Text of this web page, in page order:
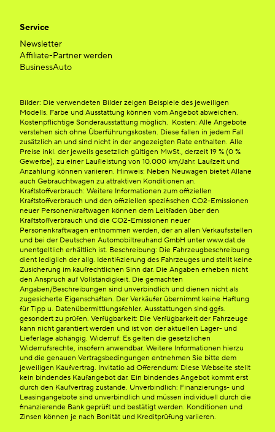
Service
Newsletter
Affiliate-Partner werden
BusinessAuto
Bilder: Die verwendeten Bilder zeigen Beispiele des jeweiligen
Modells. Farbe und Ausstattung können vom Angebot abweichen.
Kostenpflichtige Sonderausstattung möglich. Kosten: Alle Angebote
verstehen sich ohne Überführungskosten. Diese fallen in jedem Fall
zusätzlich an und sind nicht in der angezeigten Rate enthalten. Alle
Preise inkl. der jeweils gesetzlich gültigen MwSt., derzeit 19 % (0 %
Gewerbe), zu einer Laufleistung von 10.000 km/Jahr. Laufzeit und
Anzahlung können variieren. Hinweis: Neben Neuwagen bietet Allane
auch Gebrauchtwagen zu attraktiven Konditionen an.
Kraftstoffverbrauch: Weitere Informationen zum offiziellen
Kraftstoffverbrauch und den offiziellen spezifischen CO2-Emissionen
neuer Personenkraftwagen können dem Leitfaden über den
Kraftstoffverbrauch und die CO2-Emissionen neuer
Personenkraftwagen entnommen werden, der an allen Verkaufsstellen
und bei der Deutschen Automobiltreuhand GmbH unter www.dat.de
unentgeltlich erhältlich ist. Beschreibung: Die Fahrzeugbeschreibung
dient lediglich der allg. Identifizierung des Fahrzeuges und stellt keine
Zusicherung im kaufrechtlichen Sinn dar. Die Angaben erheben nicht
den Anspruch auf Vollständigkeit. Die gemachten
Angaben/Beschreibungen sind unverbindlich und dienen nicht als
zugesicherte Eigenschaften. Der Verkäufer übernimmt keine Haftung
für Tipp u. Datenübermittlungsfehler. Ausstattungen sind ggfs.
gesondert zu prüfen. Verfügbarkeit: Die Verfügbarkeit der Fahrzeuge
kann nicht garantiert werden und ist von der aktuellen Lager- und
Lieferlage abhängig. Widerruf: Es gelten die gesetzlichen
Widerrufsrechte, insofern anwendbar. Weitere Informationen hierzu
und die genauen Vertragsbedingungen entnehmen Sie bitte dem
jeweiligen Kaufvertrag. Invitatio ad Offerendum: Diese Webseite stellt
kein bindendes Kaufangebot dar. Ein bindendes Angebot kommt erst
durch den Kaufvertrag zustande. Unverbindlich: Finanzierungs- und
Leasingangebote sind unverbindlich und müssen individuell durch die
finanzierende Bank geprüft und bestätigt werden. Konditionen und
Zinsen können je nach Bonität und Kreditprüfung variieren.